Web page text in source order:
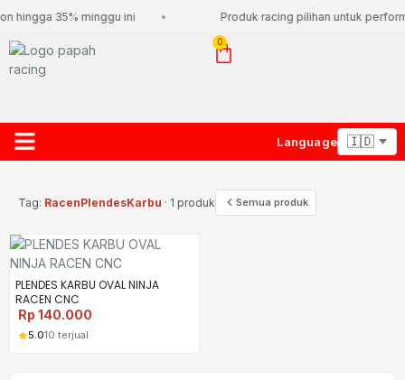
hingga 35% minggu ini Produk racing pilihan untuk
0
Language
Tag: RacenPlendesKarbu · 1 produk Semua produk
PLENDES KARBU OVAL NINJA
RACEN CNC
Rp 140.000
5.010 terjual